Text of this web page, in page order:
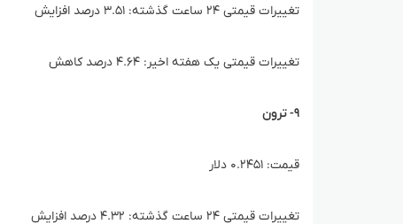
تغییرات قیمتی ۲۴ ساعت گذشته: ۳.۵۱ درصد افزایش
تغییرات قیمتی یک هفته اخیر: ۴.۶۴ درصد کاهش
۹- ترون
قیمت: ۰.۲۴۵۱ دلار
تغییرات قیمتی ۲۴ ساعت گذشته: ۴.۳۲ درصد افزایش